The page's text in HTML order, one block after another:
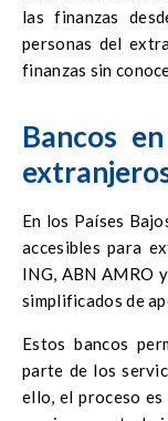
las finanzas
personas del
finanzas sin
Bancos
En los Países
accesibles para
ING, ABN AMRO
simplificados de
Estos bancos
parte de los
ello, el proceso es